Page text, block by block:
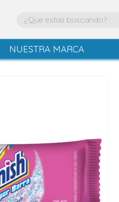
NUESTRA MARCA